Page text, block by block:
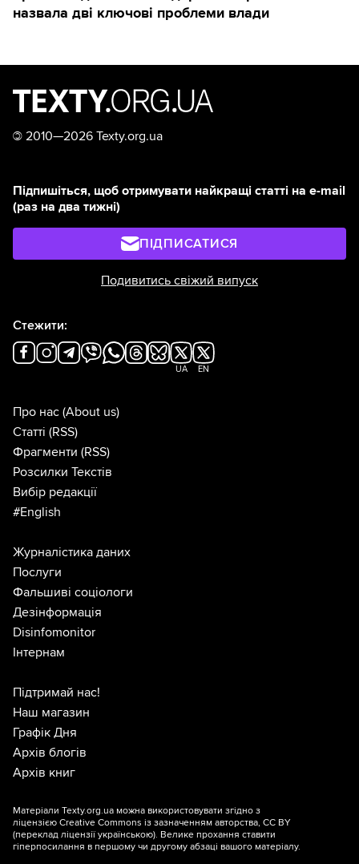
назвала дві ключові проблеми влади
© 2010—2026 Texty.org.ua
Підпишіться, щоб отримувати найкращі статті на e-mail
(раз на два тижні)
ПІДПИСАТИСЯ
Подивитись свіжий випуск
Стежити:
UA EN
Про нас (About us)
Статті (RSS)
Фрагменти (RSS)
Розсилки Текстів
Вибір редакції
#English
Журналістика даних
Послуги
Фальшиві соціологи
Дезінформація
Disinfomonitor
Інтернам
Підтримай нас!
Наш магазин
Графік Дня
Архів блогів
Архів книг
Матеріали Texty.org.ua можна використовувати згідно з
ліцензією Creative Commons із зазначенням авторства, CC BY
(переклад ліцензії українською). Велике прохання ставити
гіперпосилання в першому чи другому абзаці вашого матеріалу.